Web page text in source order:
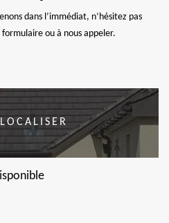
dans l’immédiat, n’hésitez pas
ou à nous appeler.